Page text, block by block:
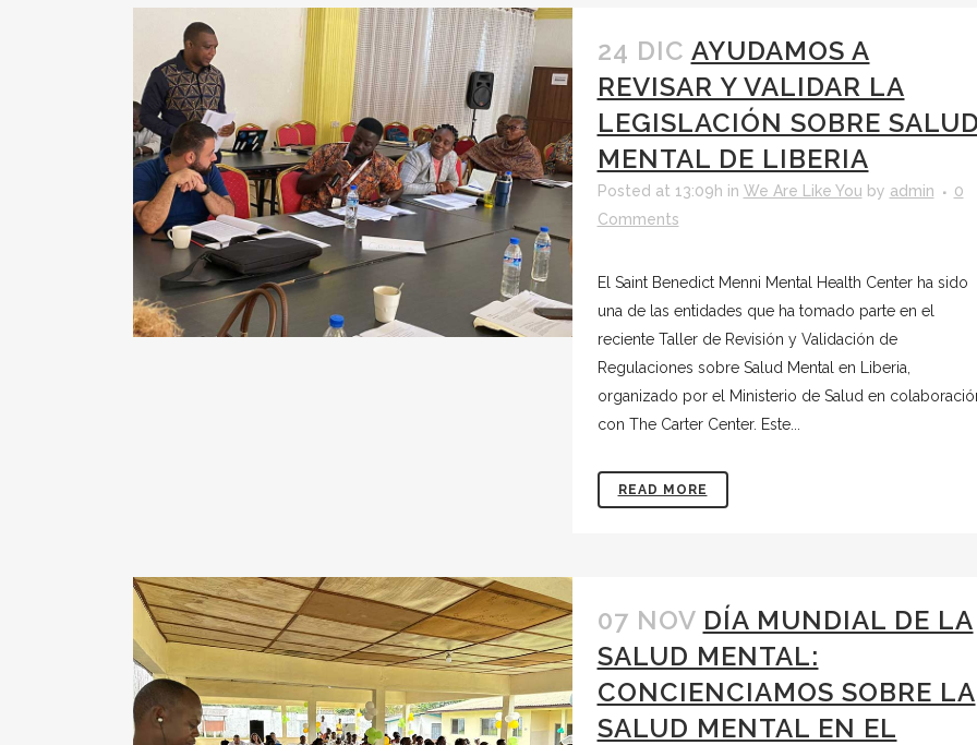
24 DIC AYUDAMOS A
REVISAR Y VALIDAR LA
LEGISLACIÓN SOBRE
MENTAL DE LIBERIA
Posted at 13:09h in We Are Like You by admin
0
Comments
El Saint Benedict Menni Mental Health Center ha sido
una de las entidades que ha tomado parte en el
reciente Taller de Revisión y Validación de
Regulaciones sobre Salud Mental en Liberia,
organizado por el Ministerio de Salud en
con The Carter Center. Este...
READ MORE
07 NOV DÍA MUNDIAL DE LA
SALUD MENTAL:
CONCIENCIAMOS SOBRE LA
SALUD MENTAL EN EL